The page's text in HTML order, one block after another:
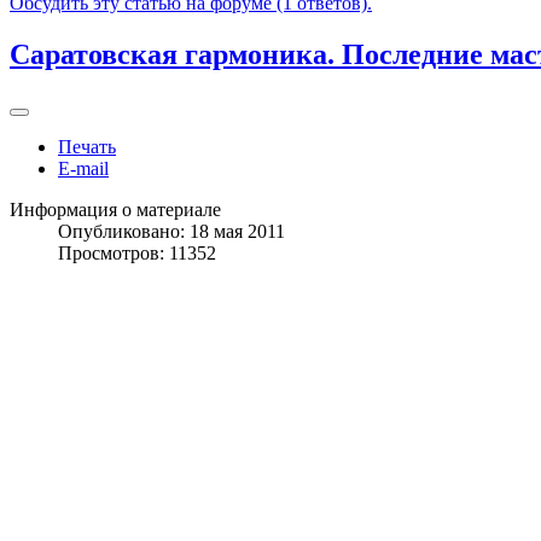
Саратовская гармоника. Последние
Печать
E-mail
Информация о материале
Опубликовано: 18 мая 2011
Просмотров: 11352